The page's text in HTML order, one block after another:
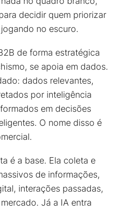
decidir quem priorizar
no escuro.
de forma estratégica
se apoia em dados.
dados relevantes,
por inteligência
em decisões
O nome disso é
é a base. Ela coleta e
de informações,
interações passadas,
Já a IA entra